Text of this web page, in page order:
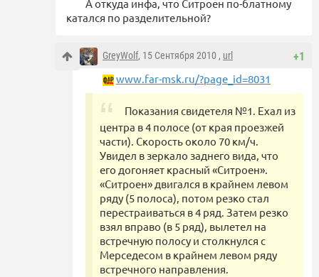
А откуда инфа, что Ситроен по-блатному
катался по разделительной?
+1
GreyWolf, 15 Сентября 2010 , url
www.far-msk.ru/?page_id=8031
Показания свидетеля №1. Ехал из
центра в 4 полосе (от края проезжей
части). Скорость около 70 км/ч.
Увидел в зеркало заднего вида, что
его догоняет красный «Ситроен».
«Ситроен» двигался в крайнем левом
ряду (5 полоса), потом резко стал
перестраиваться в 4 ряд. Затем резко
взял вправо (в 5 ряд), вылетел на
встречную полосу и столкнулся с
Мерседесом в крайнем левом ряду
встречного направления.